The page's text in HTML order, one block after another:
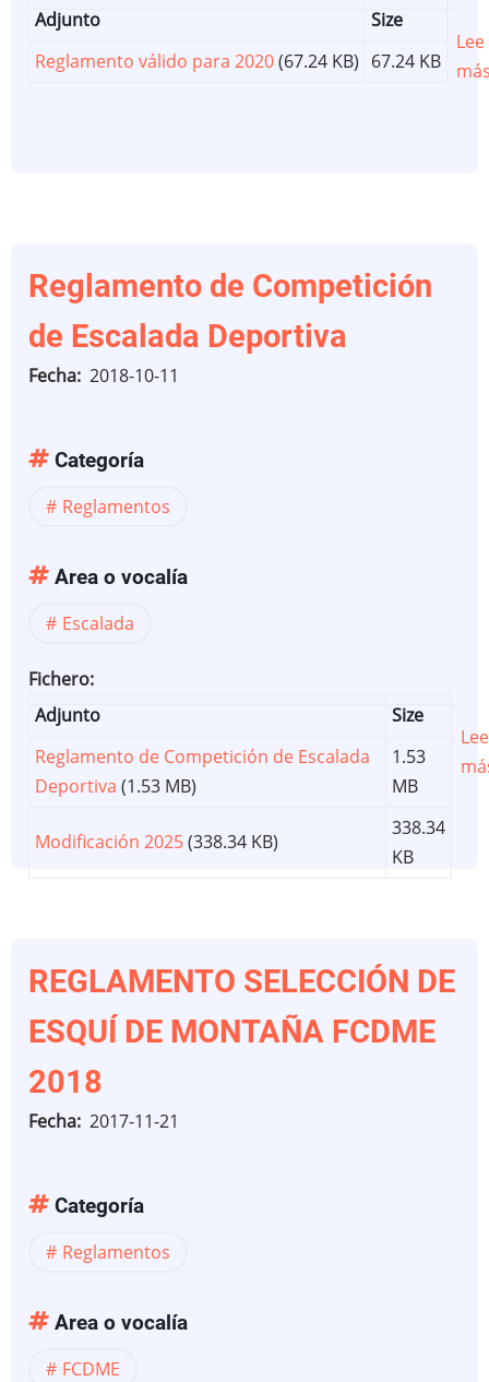
Adjunto
Size
Reglamento válido para 2020(67.24 KB) 67.24 KB
Lee
Reglamento de Competición
de Escalada Deportiva
Fecha 2018-10-11
Categoría
Reglamentos
Area o vocalía
Escalada
Fichero
Adjunto
Size
Reglamento de Competición de Escalada
Deportiva (1.53 MB)
1.53
MB
Modificación 2025(338.34 KB)
338.34
KB
Lee
REGLAMENTO SELECCIÓN DE
ESQUÍ DE MONTAÑA FCDME
2018
Fecha 2017-11-21
Categoría
Reglamentos
Area o vocalía
FCDME